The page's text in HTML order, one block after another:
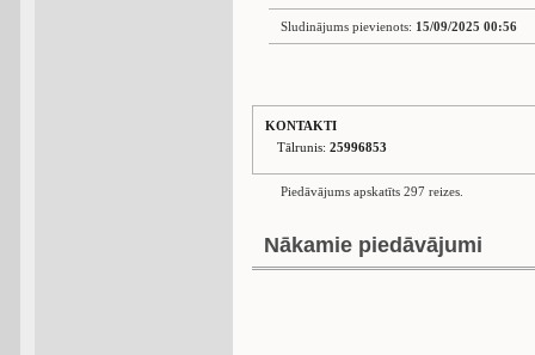
Sludinājums pievienots: 15/09/2025 00:56
KONTAKTI
Tālrunis: 25996853
Piedāvājums apskatīts 297 reizes.
Nākamie piedāvājumi